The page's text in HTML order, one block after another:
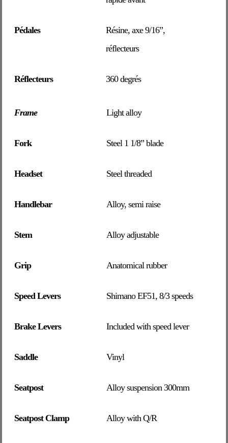
Pédales
Résine, axe 9/16”,
réflecteurs
Réflecteurs 360 degrés
Frame Light alloy
Fork Steel 1 1/8” blade
Headset Steel threaded
Handlebar Alloy, semi raise
Stem Alloy adjustable
Grip Anatomical rubber
Speed Levers Shimano EF51, 8/3 speeds
Brake Levers Included with speed lever
Saddle Vinyl
Seatpost Alloy suspension 300mm
Seatpost Clamp Alloy with Q/R